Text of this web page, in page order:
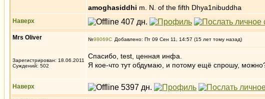
amoghasiddhi m. N. of the fifth Dhya1nibuddha
Наверх
Mrs Oliver
Зарегистрирован: 18.06.2011
Суждений: 502
№98069 Добавлено: Пт 09 Сен 11, 14:57 (15 лет тому назад)
Спасибо, test, ценная инфа.
Я кое-что тут обдумаю, и потому ещё спрошу,
Наверх